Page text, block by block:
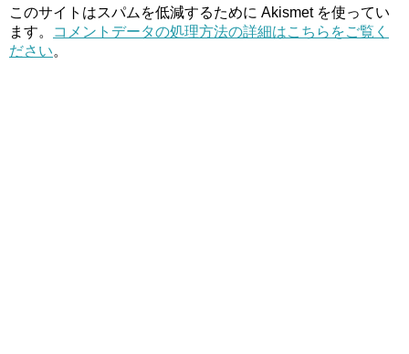
このサイトはスパムを低減するために Akismet を使ってい
ます。
コメントデータの処理方法の詳細はこちらをご覧く
ださい。